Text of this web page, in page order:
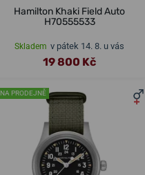
Hamilton Khaki Field Auto
H70555533
Skladem v pátek 14. 8. u vás
19 800 Kč
NA PRODEJNĚ